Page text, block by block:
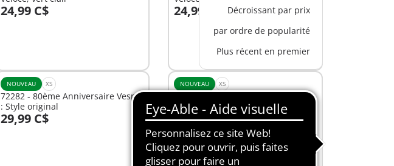
Décroissant par prix
par ordre de popularité
Plus récent en premier
24,99 C$
Au panier
24,99 C$
Au panier
NOUVEAU XS
72282 - 80ème Anniversaire Vespa
: Style original
29,99 C$
Au panier
NOUVEAU XS
72284 - 80ème Anniversaire Vespa
: Style iconique
29,99 C$
Non
disponible